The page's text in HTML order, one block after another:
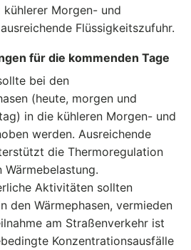
Morgen- und
Flüssigkeitszufuhr.
für die kommenden Tage
bei den
(heute, morgen und
in die kühleren Morgen- und
werden. Ausreichende
die Thermoregulation
Aktivitäten sollten
den Wärmephasen, vermieden
am Straßenverkehr ist
Konzentrationsausfälle